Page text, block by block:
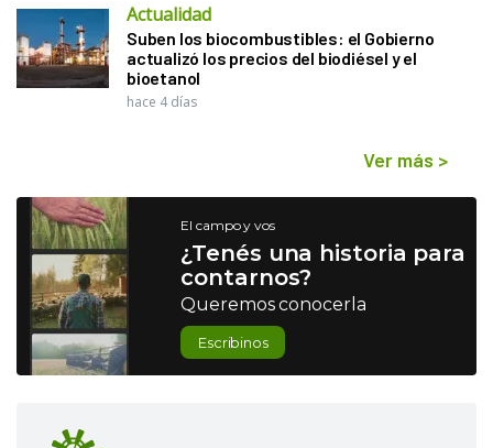
Actualidad
Suben los biocombustibles: el Gobierno
actualizó los precios del biodiésel y el
bioetanol
hace 4 días
Ver más >
El campo y vos
¿Tenés una historia para
contarnos?
Queremos conocerla
Escribinos